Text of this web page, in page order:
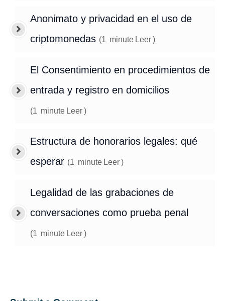
Anonimato y privacidad en el uso de
criptomonedas (1 minute Leer)
El Consentimiento en procedimientos de
entrada y registro en domicilios
(1 minute Leer)
Estructura de honorarios legales: qué
esperar (1 minute Leer)
Legalidad de las grabaciones de
conversaciones como prueba penal
(1 minute Leer)